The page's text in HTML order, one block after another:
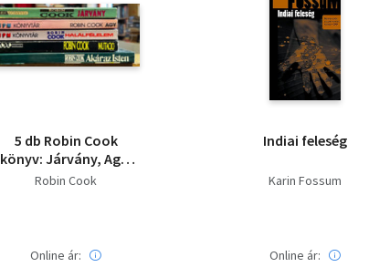
5 db Robin Cook
könyv: Járvány, Agy,
Halálfélelem, Mutáció,
Robin Cook
Online ár:
Indiai feleség
Karin Fossum
Online ár: